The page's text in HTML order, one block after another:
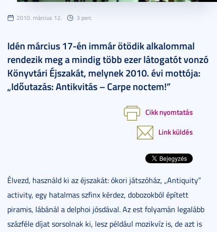
2010. március 12. 3 perc
Idén március 17-én immár ötödik alkalommal
rendezik meg a mindig több ezer látogatót vonzó
Könyvtári Éjszakát, melynek 2010. évi mottója:
„Időutazás: Antikvitás – Carpe noctem!”
Cikk nyomtatás
Link küldés
Élvezd, használd ki az éjszakát: ókori játszóház, „Antiquity”
activity, egy hatalmas szfinx kérdez, dobozokból épített
piramis, lábánál a delphoi jósdával. Az est folyamán legalább
százféle díjat sorsolnak ki, lesz például mozikvíz is, de azt is